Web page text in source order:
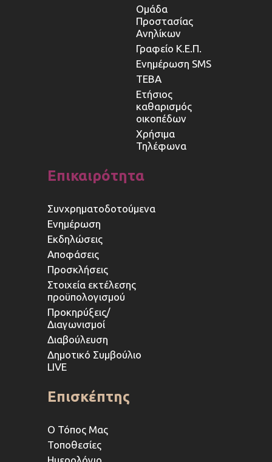
Ομάδα
Προστασίας
Ανηλίκων
Γραφείο Κ.Ε.Π.
Ενημέρωση SMS
ΤΕΒΑ
Ετήσιος
καθαρισμός
οικοπέδων
Χρήσιμα
Τηλέφωνα
Επικαιρότητα
Συνχρηματοδοτούμενα
Ενημέρωση
Εκδηλώσεις
Αποφάσεις
Προσκλήσεις
Στοιχεία εκτέλεσης
προϋπολογισμού
Προκηρύξεις/
Διαγωνισμοί
Διαβούλευση
Δημοτικό Συμβούλιο
LIVE
Επισκέπτης
Ο Τόπος Μας
Τοποθεσίες